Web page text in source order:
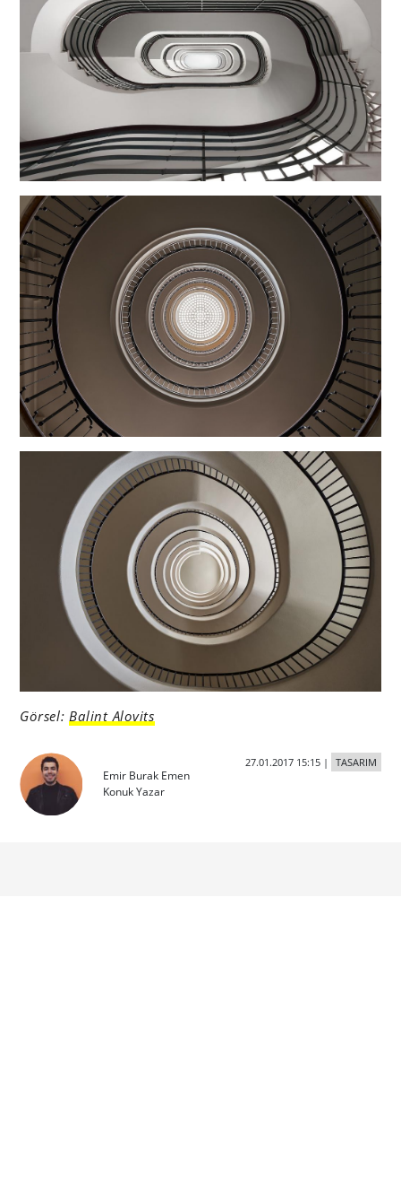
Görsel:Balint Alovits
Emir Burak Emen
Konuk Yazar
27.01.2017 15:15| TASARIM